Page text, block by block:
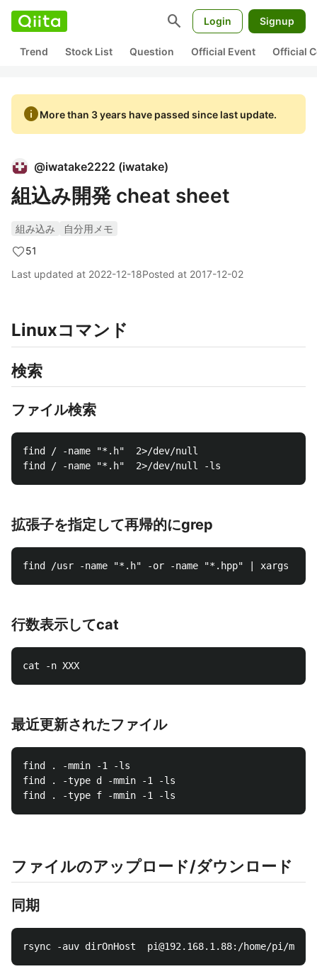
search Login Signup
Trend Stock List Question Official Event Official
infoMore than 3 years have passed since last update.
@iwatake2222 (iwatake)
組込み開発 cheat sheet
組み込み
自分用メモ
51
Last updated at 2022-12-18Posted at 2017-12-02
Linuxコマンド
検索
ファイル検索
find / -name "*.h"  2>/dev/null
拡張子を指定して再帰的にgrep
行数表示してcat
最近更新されたファイル
find . -mmin -1 -ls
find . -type d -mmin -1 -ls
ファイルのアップロード/ダウンロード
同期